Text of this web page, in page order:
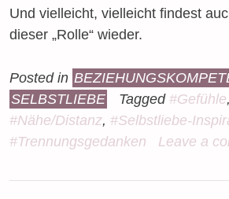
Und vielleicht, vielleicht findest
dieser „Rolle“ wieder.
Posted in
SELBSTLIEBE
Tagged #Gefühle,
#Nähe/Distanz, #Selbstliebe-
#Trennungsgedanken
Leave a